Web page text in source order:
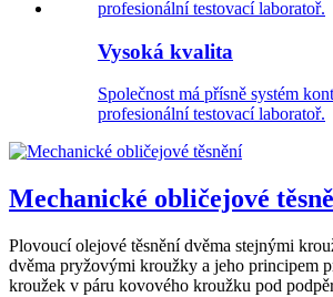
Vysoká kvalita
Společnost má přísně systém
profesionální testovací laboratoř.
Mechanické obličejové
Plovoucí olejové těsnění dvěma stejnými
dvěma pryžovými kroužky a jeho principem
kroužek v páru kovového kroužku pod